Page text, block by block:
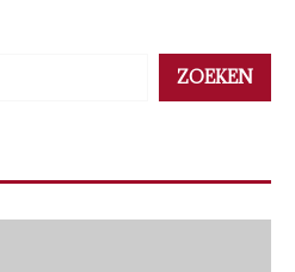
ZOEKEN